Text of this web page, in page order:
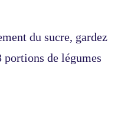
du sucre, gardez
de légumes